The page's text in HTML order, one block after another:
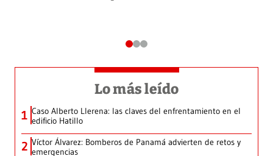
Lo más leído
1 Caso Alberto Llerena: las claves del enfrentamiento en el
edificio Hatillo
2 Víctor Álvarez: Bomberos de Panamá advierten de retos y
emergencias